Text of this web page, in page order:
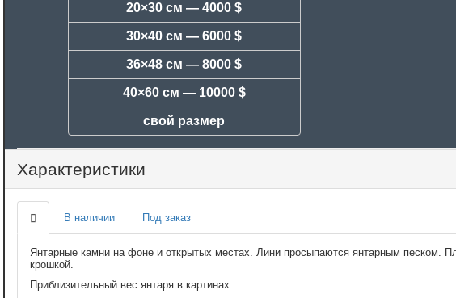
20×30 см —4000 $
30×40 см —6000 $
36×48 см —8000 $
40×60 см — 10000 $
свой размер
Характеристики
В наличии Под заказ
Янтарные камни на фоне и открытых местах. Лини просыпаются янтарным песком.
крошкой.
Приблизительный вес янтаря в картинах: